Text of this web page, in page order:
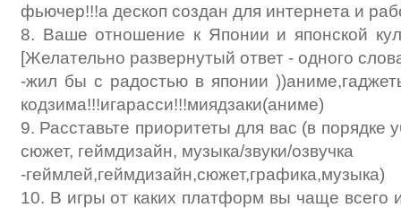
фьючер!!!а дескоп создан для интернета и
8. Ваше отношение к Японии и японской
[Желательно развернутый ответ - одного
-жил бы с радостью в японии
кодзима!!!игарасси!!!миядзаки(аниме)
9. Расставьте приоритеты для вас (в порядке
сюжет, геймдизайн, музыка/звуки/озвучка
-геймлей,геймдизайн,сюжет,графика,музыка)
10. В игры от каких платформ вы чаще всего